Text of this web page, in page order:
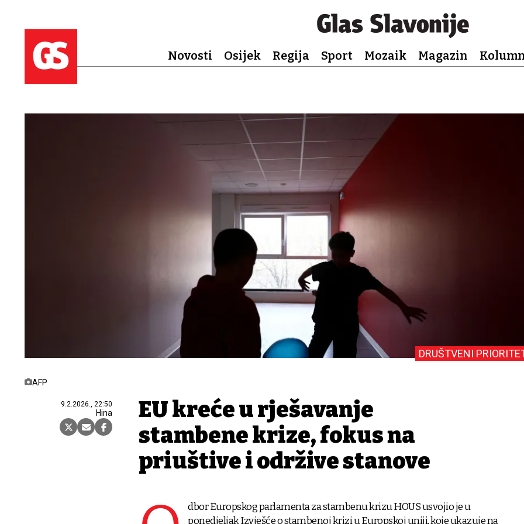
Novosti Osijek Regija Sport Mozaik Magazin
AFP
9.2.2026., 22:50
Hina
DRUŠTVENI
EU kreće u rješavanje
stambene krize, fokus na
priuštive i održive stanove
dbor Europskog parlamenta za stambenu krizu HOUS usvojio je u
ponedjeljak Izvješće o stambenoj krizi u Europskoj uniji, koje ukazuje na